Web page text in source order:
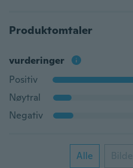
Produktomtaler
vurderinger
Positiv
Nøytral
Negativ
Alle Bilde